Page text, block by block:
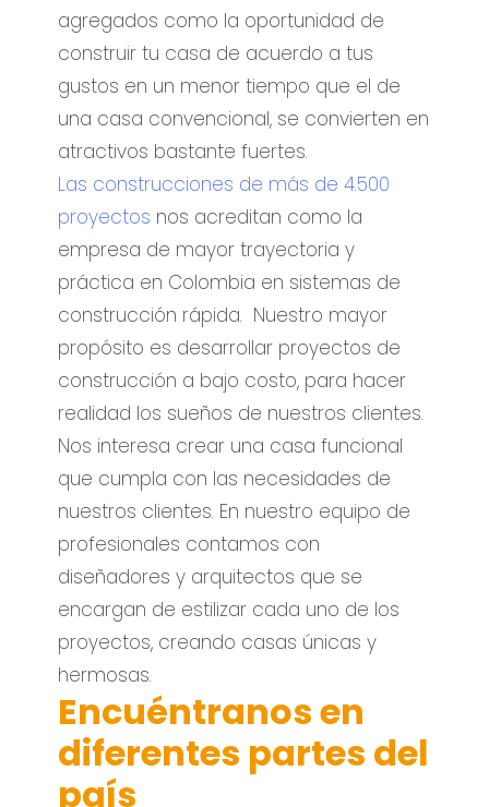
agregados como la oportunidad de
construir tu casa de acuerdo a tus
gustos en un menor tiempo que el de
una casa convencional, se convierten en
atractivos bastante fuertes.
Las construcciones de más de 4.500
proyectos nos acreditan como la
empresa de mayor trayectoria y
práctica en Colombia en sistemas de
construcción rápida. Nuestro mayor
propósito es desarrollar proyectos de
construcción a bajo costo, para hacer
realidad los sueños de nuestros clientes.
Nos interesa crear una casa funcional
que cumpla con las necesidades de
nuestros clientes. En nuestro equipo de
profesionales contamos con
diseñadores y arquitectos que se
encargan de estilizar cada uno de los
proyectos, creando casas únicas y
hermosas.
Encuéntranos en
diferentes partes del
país